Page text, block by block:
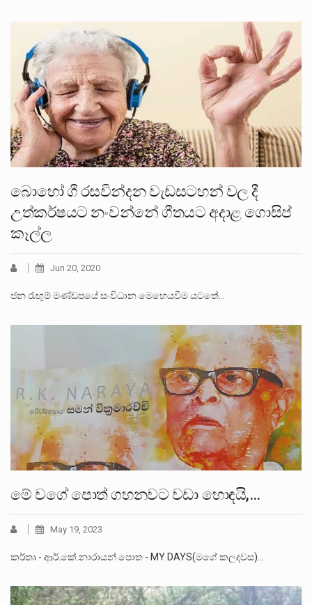
බොහෝ ගී රසවින්දන වැඩසටහන් වල දී
උත්කර්ෂයට නංවන්නේ ගීතයට අදාළ ගොසිප්
කෑල්ල
Jun 20, 2020
ජන රැඟුම් මණ්ඩපයේ සංවිධාන මෙහෙයවීම යටතේ…
මේ වගේ පොත් ගහනවට වඩා හොඳයි,…
May 19, 2023
කර්තෘ - ආර්.කේ.නාරායන් පොත - MY DAYS(මගේ කලදවස)…